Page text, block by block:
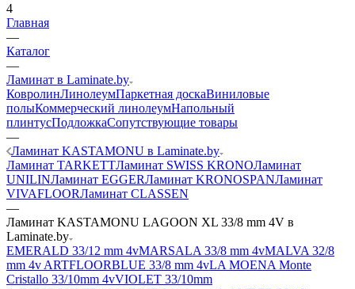
4
Главная
—
Каталог
—
Ламинат в Laminate.by
КовролинЛинолеумПаркетная доскаВиниловые
полыКоммерческий линолеумНапольный
плинтусПодложкаСопутствующие товары
—
Ламинат KASTAMONU в Laminate.by
Ламинат TARKETTЛаминат SWISS KRONOЛаминат
UNILINЛаминат EGGERЛаминат KRONOSPANЛаминат
VIVAFLOORЛаминат CLASSEN
—
Ламинат KASTAMONU LAGOON XL 33/8 mm 4V в
Laminate.by
EMERALD 33/12 mm 4vMARSALA 33/8 mm 4vMALVA 32/8
mm 4v ARTFLOORBLUE 33/8 mm 4vLA MOENA Monte
Cristallo 33/10mm 4vVIOLET 33/10mm